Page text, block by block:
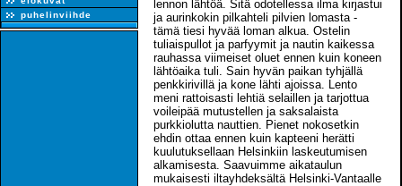
puhelinviihde
lennon lähtöä. Sitä odotellessa ilma kirjastui
ja aurinkokin pilkahteli pilvien lomasta -
tämä tiesi hyvää loman alkua. Ostelin
tuliaispullot ja parfyymit ja nautin kaikessa
rauhassa viimeiset oluet ennen kuin koneen
lähtöaika tuli. Sain hyvän paikan tyhjällä
penkkirivillä ja kone lähti ajoissa. Lento
meni rattoisasti lehtiä selaillen ja tarjottua
voileipää mutustellen ja saksalaista
purkkiolutta nauttien. Pienet nokosetkin
ehdin ottaa ennen kuin kapteeni herätti
kuulutuksellaan Helsinkiin laskeutumisen
alkamisesta. Saavuimme aikataulun
mukaisesti iltayhdeksältä Helsinki-Vantaalle